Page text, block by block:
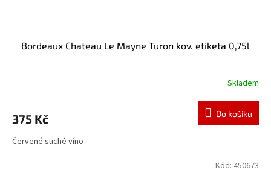
Bordeaux Chateau Le Mayne Turon kov. etiketa 0,75l
Skladem
375 Kč Do košíku
Červené suché víno
Kód: 450673